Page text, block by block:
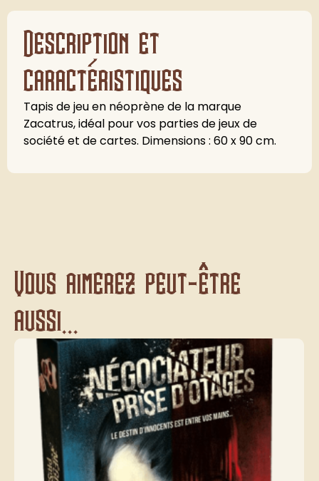
Description et
caractéristiques
Tapis de jeu en néoprène de la marque
Zacatrus, idéal pour vos parties de jeux de
société et de cartes. Dimensions : 60 x 90 cm.
Vous aimerez peut-être
aussi...